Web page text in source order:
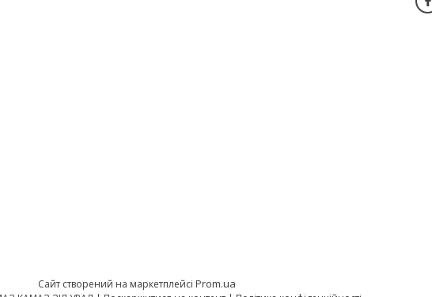
Сайт створений на маркетплейсі Prom.ua